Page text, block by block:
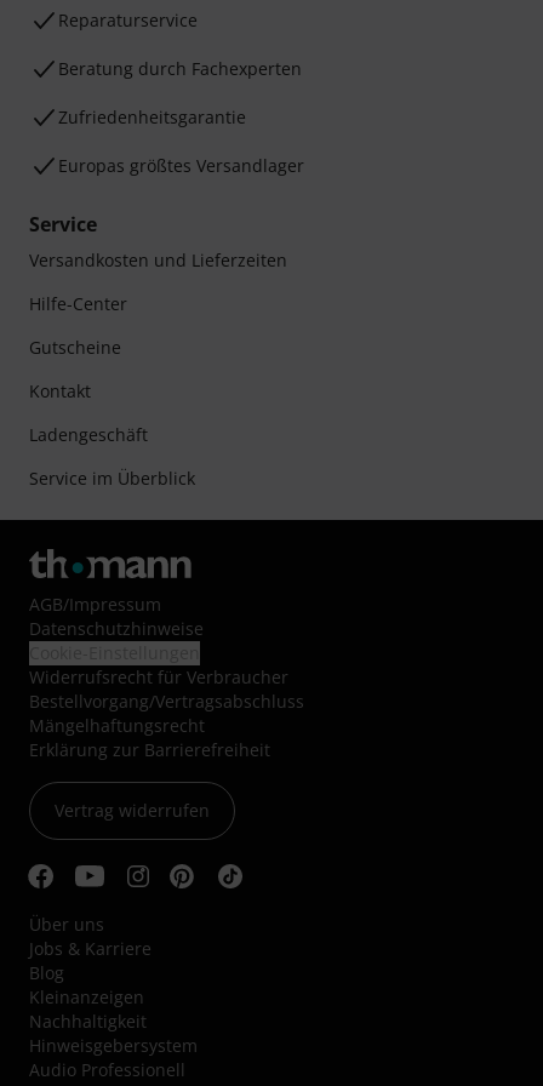
Reparaturservice
Beratung durch Fachexperten
Zufriedenheitsgarantie
Europas größtes Versandlager
Service
Versandkosten und Lieferzeiten
Hilfe-Center
Gutscheine
Kontakt
Ladengeschäft
Service im Überblick
AGB/Impressum
Datenschutzhinweise
Widerrufsrecht für Verbraucher
Bestellvorgang/Vertragsabschluss
Mängelhaftungsrecht
Erklärung zur Barrierefreiheit
Vertrag widerrufen
Über uns
Jobs & Karriere
Blog
Kleinanzeigen
Nachhaltigkeit
Hinweisgebersystem
Audio Professionell